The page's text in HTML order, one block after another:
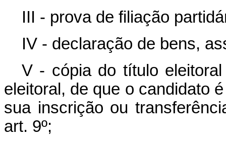
III - prova de filiação
IV - declaração de bens,
V - cópia do título
eleitoral, de que o candidato
sua inscrição ou
art. 9º;